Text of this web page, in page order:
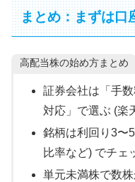
まとめ：まずは口
高配当株の始め方まとめ
証券会社は「手
対応」で選ぶ (楽
銘柄は利回り3〜
比率など) でチェ
単元未満株で数